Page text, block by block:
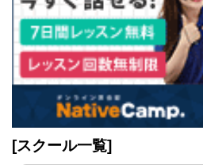
[スクール一覧]